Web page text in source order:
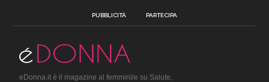
PUBBLICITÀ PARTECIPA
eDonna.it è il magazine al femminile su Salute,